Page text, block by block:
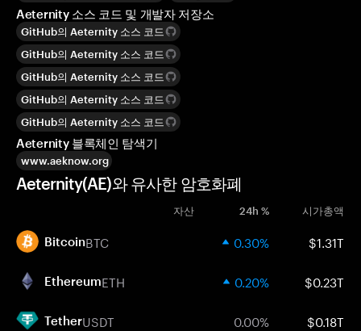
Aeternity 소스 코드 및 개발자 저장소
GitHub의 Aeternity 소스 코드
GitHub의 Aeternity 소스 코드
GitHub의 Aeternity 소스 코드
GitHub의 Aeternity 소스 코드
GitHub의 Aeternity 소스 코드
Aeternity 블록체인 탐색기
www.aeknow.org
Aeternity(AE)와 유사한 암호화폐
자산 24h % 시가총액
BitcoinBTC 0.30% $1.31T
EthereumETH 0.20% $0.23T
TetherUSDT 0.00% $0.18T